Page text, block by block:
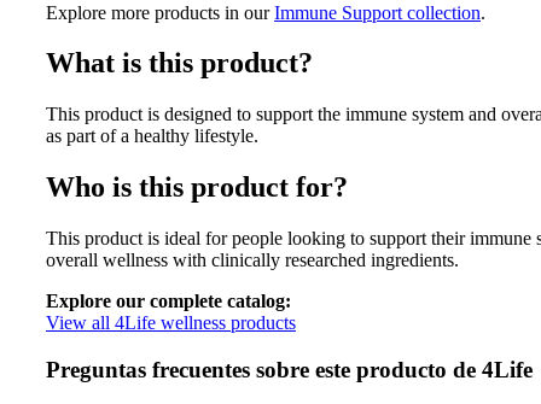
Explore more products in ourImmune Support collection.
What is this product?
This product is designed to support the immune system and
as part of a healthy lifestyle.
Who is this product for?
This product is ideal for people looking to support their immune
overall wellness with clinically researched ingredients.
Explore our complete catalog:
View all 4Life wellness products
Preguntas frecuentes sobre este producto de 4Life